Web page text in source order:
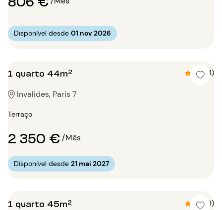
Disponível desde 01 nov 2026
1 quarto 44m² 4.8 (4)
Invalides, Paris 7
Terraço
2 350 €/Mês
Disponível desde 21 mai 2027
1 quarto 45m² 4.3 (3)